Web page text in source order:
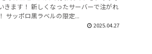
ます！ 新しくなったサーバーで注がれ
サッポロ黒ラベルの限定...
2025.04.27